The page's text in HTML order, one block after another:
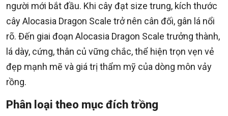
người mới bắt đầu. Khi cây đạt size trung, kích thước
cây Alocasia Dragon Scale trở nên cân đối, gân lá nổi
rõ. Đến giai đoạn Alocasia Dragon Scale trưởng thành,
lá dày, cứng, thân củ vững chắc, thể hiện trọn vẹn vẻ
đẹp mạnh mẽ và giá trị thẩm mỹ của dòng môn vảy
rồng.
Phân loại theo mục đích trồng